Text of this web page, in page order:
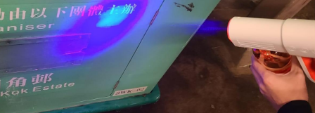
合作團體
感言
日常運作